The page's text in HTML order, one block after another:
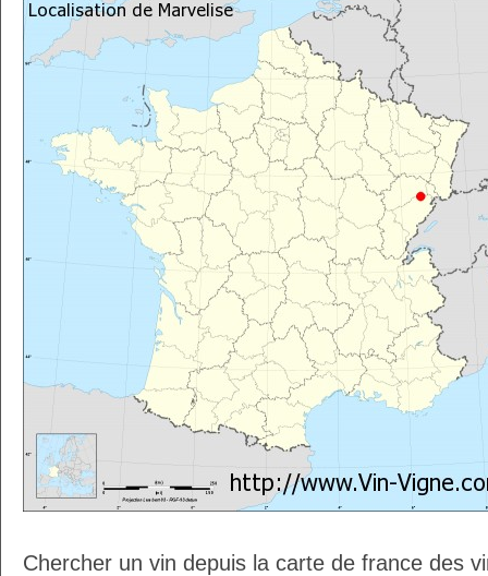
Chercher un vin depuis la carte de france des